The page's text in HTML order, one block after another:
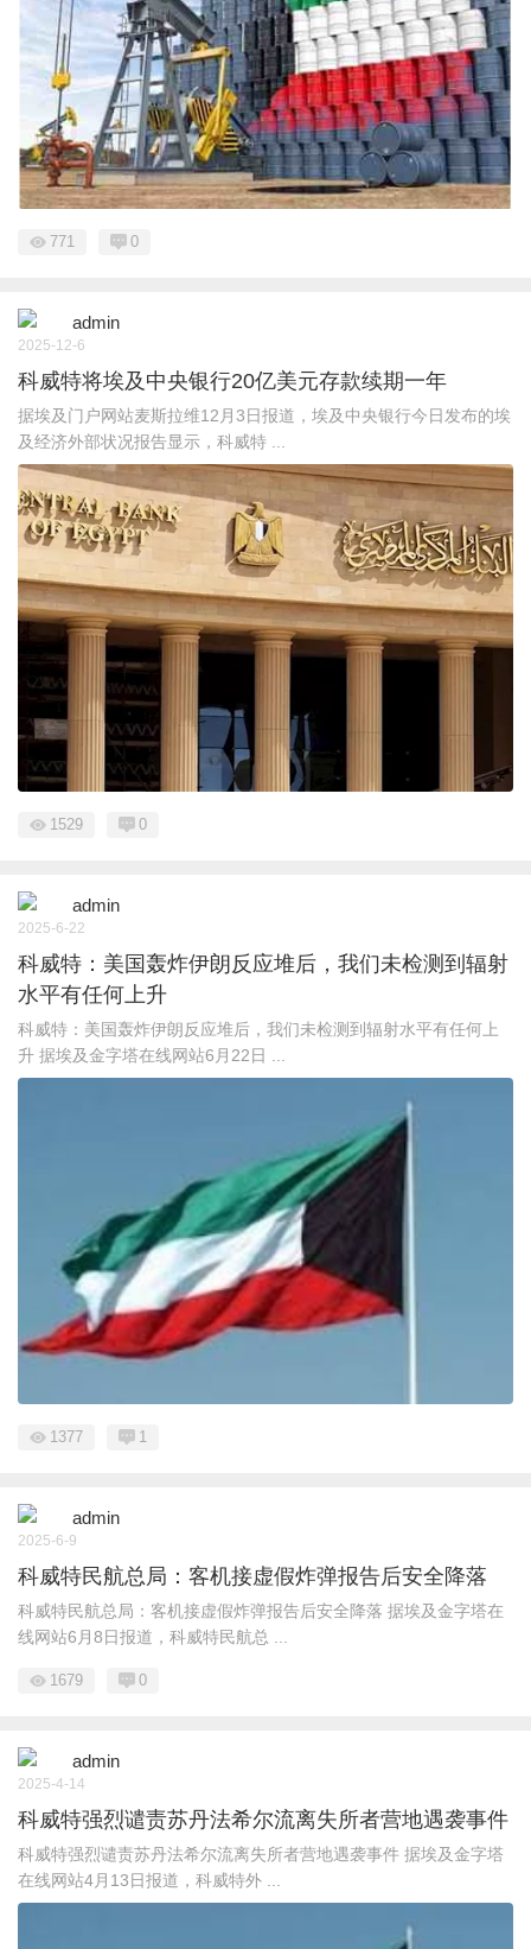
771 0
admin
2025-12-6
科威特将埃及中央银行20亿美元存款续期一年
据埃及门户网站麦斯拉维12月3日报道，埃及中央银行今日发布的埃
及经济外部状况报告显示，科威特 ...
1529 0
admin
2025-6-22
科威特：美国轰炸伊朗反应堆后，我们未检测到辐射
水平有任何上升
科威特：美国轰炸伊朗反应堆后，我们未检测到辐射水平有任何上
升 据埃及金字塔在线网站6月22日 ...
1377 1
admin
2025-6-9
科威特民航总局：客机接虚假炸弹报告后安全降落
科威特民航总局：客机接虚假炸弹报告后安全降落 据埃及金字塔在
线网站6月8日报道，科威特民航总 ...
1679 0
admin
2025-4-14
科威特强烈谴责苏丹法希尔流离失所者营地遇袭事件
科威特强烈谴责苏丹法希尔流离失所者营地遇袭事件 据埃及金字塔
在线网站4月13日报道，科威特外 ...